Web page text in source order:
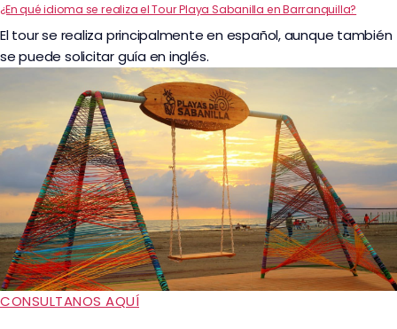
¿En qué idioma se realiza el Tour Playa Sabanilla en Barranquilla?
El tour se realiza principalmente en español, aunque también
se puede solicitar guía en inglés.
CONSULTANOS AQUÍ